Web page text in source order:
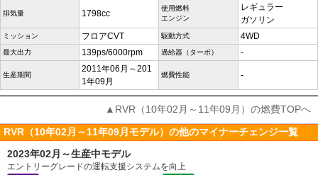
排気量 1798cc
使用燃料
エンジン
レギュラー
ガソリン
ミッション フロアCVT 駆動方式 4WD
最大出力 139ps/6000rpm 過給器（ターボ） -
生産期間
2011年06月～201
1年09月
燃費性能 -
▲RVR（10年02月～11年09月）の燃費TOPへ
RVR（10年02月～11年09月モデル）の他のマイナーチェンジ一覧
2023年02月～生産中モデル
エントリーグレードの運転支援システムを向上